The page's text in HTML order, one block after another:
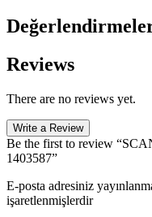
Reviews
There are no reviews yet.
Write a Review
Be the first to review
1403587”
E-posta adresiniz
işaretlenmişlerdir